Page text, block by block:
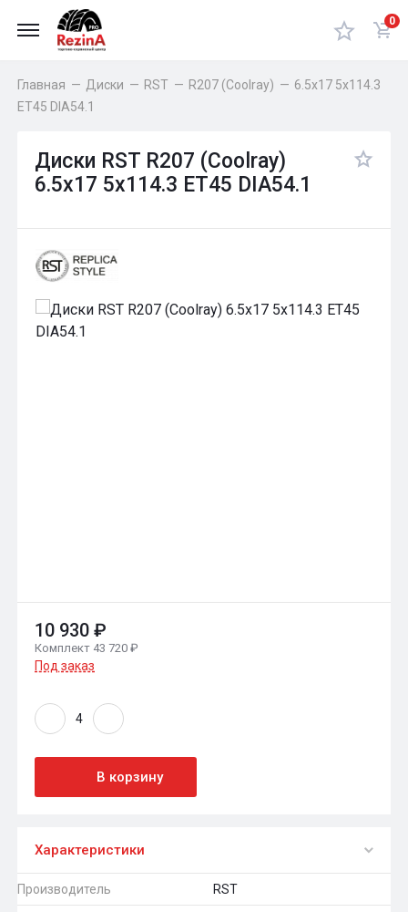
0
Главная — Диски — RST — R207 (Coolray) — 6.5x17 5x114.3
ET45 DIA54.1
Диски RST R207 (Coolray)
6.5x17 5x114.3 ET45 DIA54.1
10 930 ₽
Комплект 43 720 ₽
Под заказ
В корзину
Характеристики
Производитель RST